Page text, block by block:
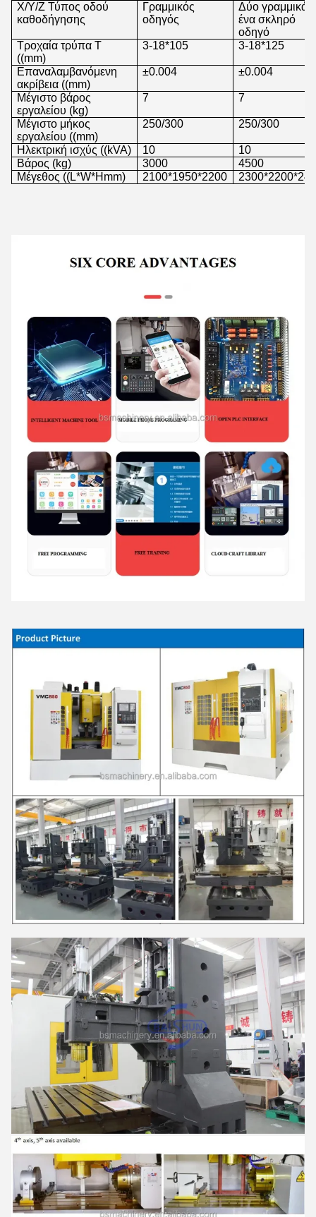
Χ/Υ/Ζ Τύπος οδού
καθοδήγησης
Γραμμικός
οδηγός
Δύο γραμμικά
ένα σκληρό
οδηγό
Τροχαία τρύπα Τ
((mm)
3-18*105 3-18*125
Επαναλαμβανόμενη
ακρίβεια ((mm)
±0.004 ±0.004
Μέγιστο βάρος
εργαλείου (kg)
7 7
Μέγιστο μήκος
εργαλείου ((mm)
250/300 250/300
Ηλεκτρική ισχύς ((kVA) 10
10
Βάρος (kg)
3000
4500
Μέγεθος ((L*W*Hmm)
2100*1950*2200